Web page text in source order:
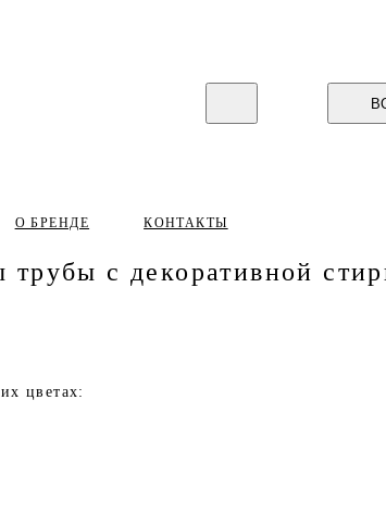
О БРЕНДЕ КОНТАКТЫ
с декоративной
цветах: